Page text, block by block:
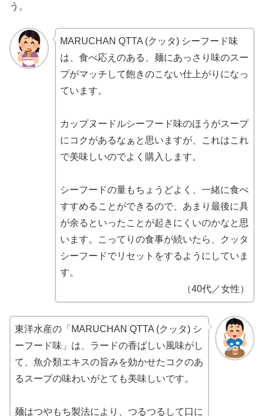
う。
MARUCHAN QTTA (クッタ) シーフード味
は、食べ応えのある、麺にあっさり味のスー
プがマッチして飽きのこない仕上がりになっ
ています。
カップヌードルシーフード味のほうがスープ
にコクがあるなぁと思いますが、これはこれ
で美味しいのでよく購入します。
シーフードの量もちょうどよく、一緒に食べ
すすめることができるので、あまり最後に具
が余るといったことが起きにくいのかなと思
います。こってりの食事が続いたら、クッタ
シーフードでリセットをするようにしていま
す。
（40代／女性）
東洋水産の「MARUCHAN QTTA (クッタ) シ
ーフード味」は、ラードの香ばしい風味がし
て、魚介類エキスの旨みを効かせたコクのあ
るスープの味わいがとても美味しいです。
麺はつやもち製法により、つるつるして口に